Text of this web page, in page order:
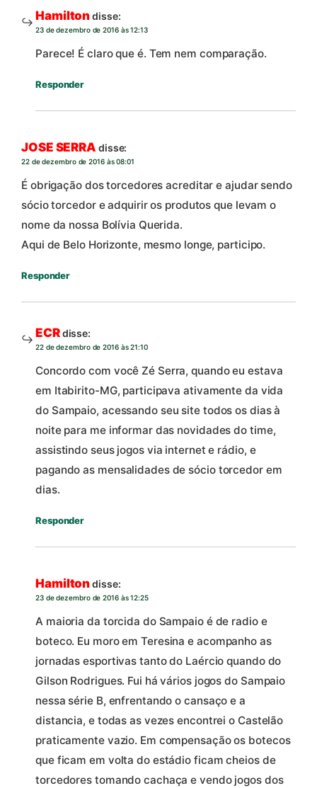
Hamiltondisse:
23 de dezembro de 2016 às 12:13
Parece! É claro que é. Tem nem comparação.
Responder
JOSE SERRA disse:
22 de dezembro de 2016 às 08:01
É obrigação dos torcedores acreditar e ajudar sendo
sócio torcedor e adquirir os produtos que levam o
nome da nossa Bolívia Querida.
Aqui de Belo Horizonte, mesmo longe, participo.
Responder
ECRdisse:
22 de dezembro de 2016 às 21:10
Concordo com você Zé Serra, quando eu estava
em Itabirito-MG, participava ativamente da vida
do Sampaio, acessando seu site todos os dias à
noite para me informar das novidades do time,
assistindo seus jogos via internet e rádio, e
pagando as mensalidades de sócio torcedor em
dias.
Responder
Hamiltondisse:
23 de dezembro de 2016 às 12:25
A maioria da torcida do Sampaio é de radio e
boteco. Eu moro em Teresina e acompanho as
jornadas esportivas tanto do Laércio quando do
Gilson Rodrigues. Fui há vários jogos do Sampaio
nessa série B, enfrentando o cansaço e a
distancia, e todas as vezes encontrei o Castelão
praticamente vazio. Em compensação os botecos
que ficam em volta do estádio ficam cheios de
torcedores tomando cachaça e vendo jogos dos